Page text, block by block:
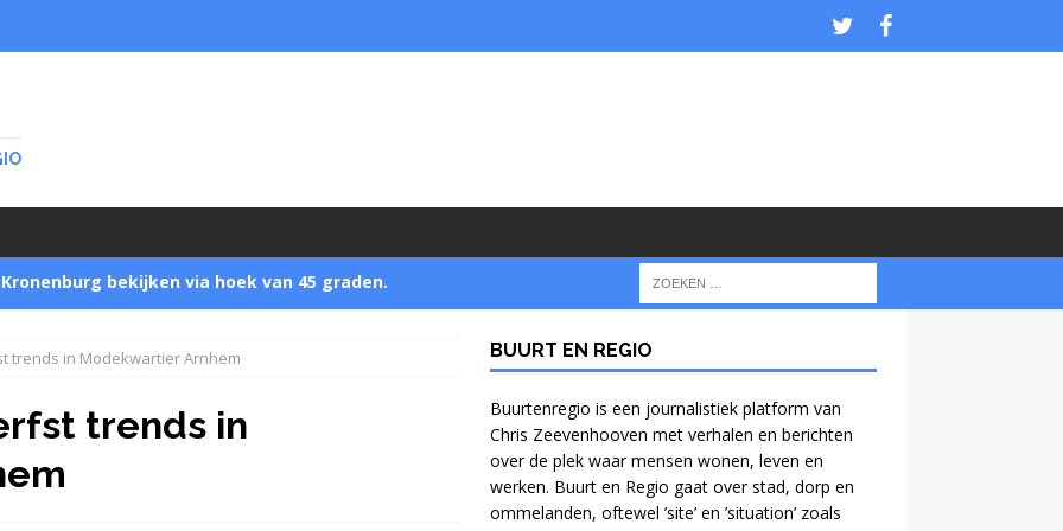
Kronenburg bekijken via hoek van 45 graden.
bomen verzamelen in Park Zijpendaal met
trends in Modekwartier Arnhem
trends in
BUURT EN REGIO
Buurtenregio is een journalistiek platform van
Chris Zeevenhooven met verhalen en berichten
over de plek waar mensen wonen, leven en
werken. Buurt en Regio gaat over stad, dorp en
ommelanden, oftewel ’site’ en ’situation’ zoals